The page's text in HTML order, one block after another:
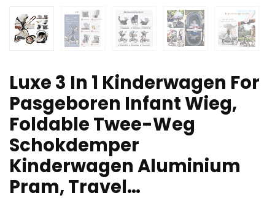
Luxe 3 In 1 Kinderwagen For
Pasgeboren Infant Wieg,
Foldable Twee-Weg
Schokdemper
Kinderwagen Aluminium
Pram, Travel…